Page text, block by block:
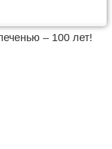
– 100 лет!